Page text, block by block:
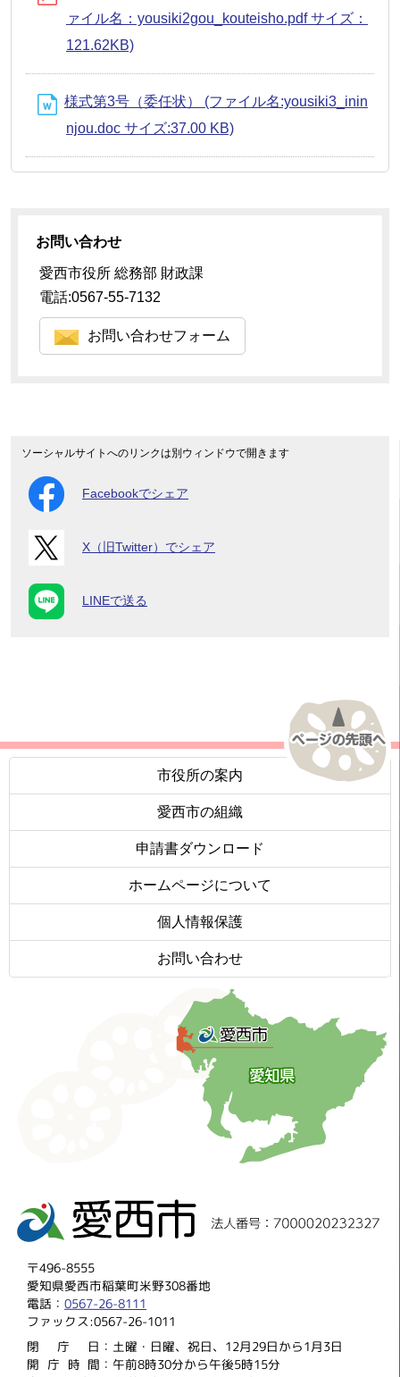
ァイル名：yousiki2gou_kouteisho.pdf サイズ：
121.62KB)
様式第3号（委任状） (ファイル名:yousiki3_inin
njou.doc サイズ:37.00 KB)
お問い合わせ
愛西市役所 総務部 財政課
電話:0567-55-7132
お問い合わせフォーム
ソーシャルサイトへのリンクは別ウィンドウで開きます
Facebookでシェア
X（旧Twitter）でシェア
LINEで送る
市役所の案内
愛西市の組織
申請書ダウンロード
ホームページについて
個人情報保護
お問い合わせ
〒496-8555
愛知県愛西市稲葉町米野308番地
電話：0567-26-8111
ファックス:0567-26-1011
閉庁 日：土曜・日曜、祝日、12月29日から1月3日
開庁時 間：午前8時30分から午後5時15分